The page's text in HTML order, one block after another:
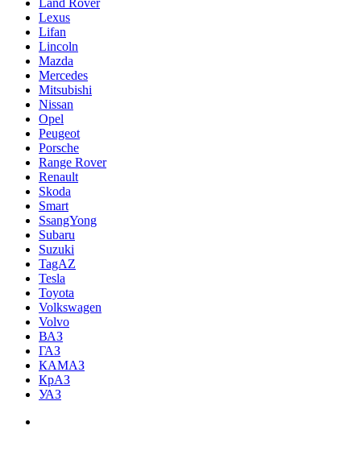
Land Rover
Lexus
Lifan
Lincoln
Mazda
Mercedes
Mitsubishi
Nissan
Opel
Peugeot
Porsche
Range Rover
Renault
Skoda
Smart
SsangYong
Subaru
Suzuki
TagAZ
Tesla
Toyota
Volkswagen
Volvo
ВАЗ
ГАЗ
КАМАЗ
КрАЗ
УАЗ